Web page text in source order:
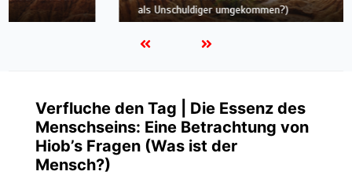
als Unschuldiger umgekommen?)
Verfluche den Tag | Die Essenz des
Menschseins: Eine Betrachtung von
Hiob’s Fragen (Was ist der
Mensch?)